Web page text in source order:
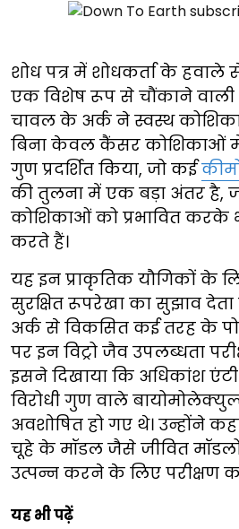
शोध पत्र में शोधकर्ता के हवाले
एक विशेष रूप से चौंकाने
चावल के अर्क ने स्वस्थ
बिना केवल कैंसर कोशिकाओं में
गुण प्रदर्शित किया, जो कई
की तुलना में एक बड़ा अंतर है,
कोशिकाओं को प्रभावित करके
करते हैं।
यह इन प्राकृतिक यौगिकों के
सुरक्षित रूपरेखा का सुझाव
अर्क से विकसित कई तरह के
पर इन विट्रो जैव उपलब्धता
इसने दिखाया कि अधिकांश
विरोधी गुण वाले
अवशोषित हो गए थे। उन्होंने
चूहे के मॉडल जैसे जीवित मॉडलों
उत्पन्न करने के लिए परीक्षण
यह भी पढ़ें